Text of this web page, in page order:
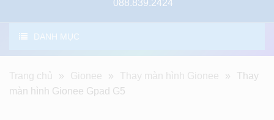
088.839.2424
DANH MỤC
Trang chủ » Gionee » Thay màn hình Gionee »
Thay
màn hình Gionee Gpad G5